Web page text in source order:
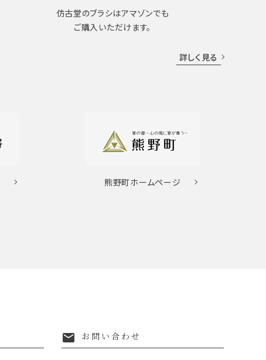
仿古堂のブラシはアマゾンでも
ご購入いただけます。
詳しく見る
熊野町ホームページ
mail お問い合わせ